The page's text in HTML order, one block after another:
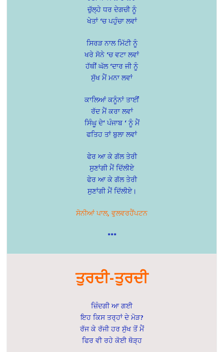
ਚੁੱਲ੍ਹੇ ਧਰ ਦੇਗਚੀ ਨੂੰ
ਖੇਤਾਂ ‘ਚ ਪਹੁੰਚਾ ਲਵਾਂ
ਸਿਰੜ ਨਾਲ ਮਿੱਟੀ ਨੂੰ
ਖਰੇ ਸੋਨੇ ‘ਚ ਵਟਾ ਲਵਾਂ
ਹੱਥੀਂ ਘੱਲ ‘ਦਾਰ ਜੀ ਨੂੰ
ਸੁੱਖ ਮੈਂ ਮਨਾ ਲਵਾਂ
ਕਾਲਿਆਂ ਕਨੂੰਨਾਂ ਤਾਈਂਂ
ਰੱਦ ਮੈਂ ਕਰਾ ਲਵਾਂ
ਸਿੰਘੂ ਦੇ‘ ਪੰਜਾਬ ‘ ਨੂੰ ਮੈਂ
ਫਤਿਹ ਤਾਂ ਬੁਲਾ ਲਵਾਂ
ਫੇਰ ਆ ਕੇ ਗੱਲ ਤੇਰੀ
ਸੁਣਾਂਗੀ ਮੈਂ ਦਿੱਲੀਏ
ਫੇਰ ਆ ਕੇ ਗੱਲ ਤੇਰੀ
ਸੁਣਾਂਗੀ ਮੈਂ ਦਿੱਲੀਏ।
ਸੋਨੀਆਂ ਪਾਲ, ਵੁਲਵਰਹੈਂਪਟਨ
***
ਤੁਰਦੀ-ਤੁਰਦੀ
ਜ਼ਿੰਦਗੀ ਆ ਗਈ
ਇਹ ਕਿਸ ਤਰ੍ਹਾਂ ਦੇ ਮੋੜ?
ਰੱਜ ਕੇ ਰੱਜੀ ਹਰ ਸੁੱਖ ਤੋਂ ਮੈਂ
ਫਿਰ ਵੀ ਰਹੇ ਕੋਈ ਥੋੜ੍ਹ